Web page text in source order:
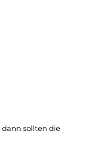
sollten die